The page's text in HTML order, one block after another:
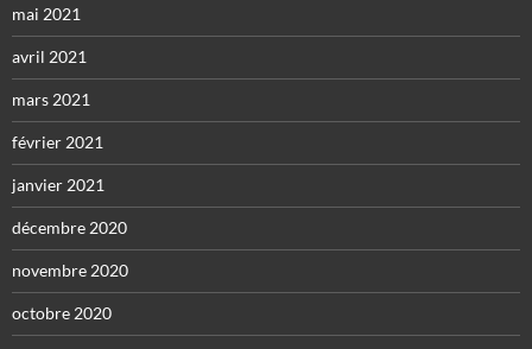
mai 2021
avril 2021
mars 2021
février 2021
janvier 2021
décembre 2020
novembre 2020
octobre 2020